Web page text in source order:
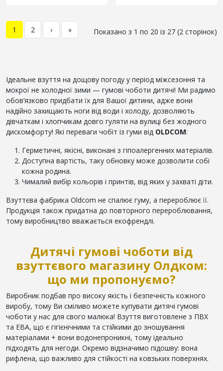
1 2 › » Показано з 1 по 20 із 27 (2 сторінок)
Ідеальне взуття на дощову погоду у період міжсезоння та
мокрої не холодної зими — гумові чоботи дитячі! Ми радимо
обов’язково придбати їх для Вашої дитини, адже вони
надійно захищають ноги від води і холоду, дозволяють
дівчаткам і хлопчикам довго гуляти на вулиці без жодного
дискомфорту! Які переваги чобіт із гуми від OLDCOM:
Герметичні, якісні, виконані з гіпоалергенних матеріалів.
Доступна вартість, таку обновку може дозволити собі
кожна родина.
Чималий вибір кольорів і принтів, від яких у захваті діти.
Взуттєва фабрика Oldcom не спалює гуму, а перероблює її.
Продукція також придатна до повторного перероблювання,
тому виробництво вважається екофрендлі.
Дитячі гумові чоботи від
взуттєвого магазину Олдком:
що ми пропонуємо?
Виробник подбав про високу якість і безпечність кожного
виробу, тому Ви сміливо можете купувати дитячі гумові
чоботи у нас для свого малюка! Взуття виготовлене з ПВХ
та ЕВА, що є гігієнічними та стійкими до зношування
матеріалами + вони водонепроникні, тому ідеально
підходять для негоди. Окремо відзначимо підошву: вона
рифлена, що важливо для стійкості на ковзьких поверхнях.